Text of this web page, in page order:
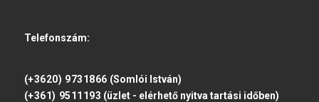
Telefonszám:
(+3620) 9731866 (Somlói István)
(+361) 9511193 (üzlet - elérhető nyitva tartási időben)